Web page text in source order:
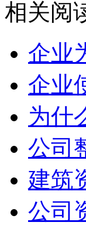
相关阅
企业
企业
为什
公司
建筑
公司